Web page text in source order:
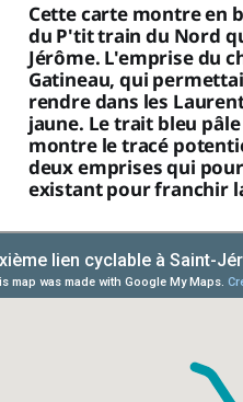
Cette carte montre en
du P'tit train du Nord
Jérôme. L'emprise du
Gatineau, qui
rendre dans les
jaune. Le trait bleu
montre le tracé
deux emprises qui
existant pour franchir